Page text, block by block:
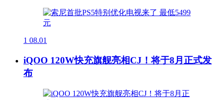
1 08.01
iQOO 120W快充旗舰亮相CJ！将于8月正式发
布